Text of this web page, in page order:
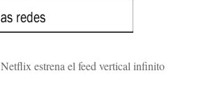
Netflix estrena el feed vertical infinito